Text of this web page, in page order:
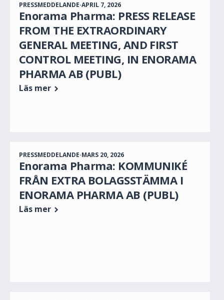
PRESSMEDDELANDE·APRIL 7, 2026
Enorama Pharma: PRESS RELEASE
FROM THE EXTRAORDINARY
GENERAL MEETING, AND FIRST
CONTROL MEETING, IN ENORAMA
PHARMA AB (PUBL)
Läs mer
PRESSMEDDELANDE·MARS 20, 2026
Enorama Pharma: KOMMUNIKÉ
FRÅN EXTRA BOLAGSSTÄMMA I
ENORAMA PHARMA AB (PUBL)
Läs mer